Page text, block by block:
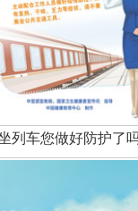
列车您做好防护了